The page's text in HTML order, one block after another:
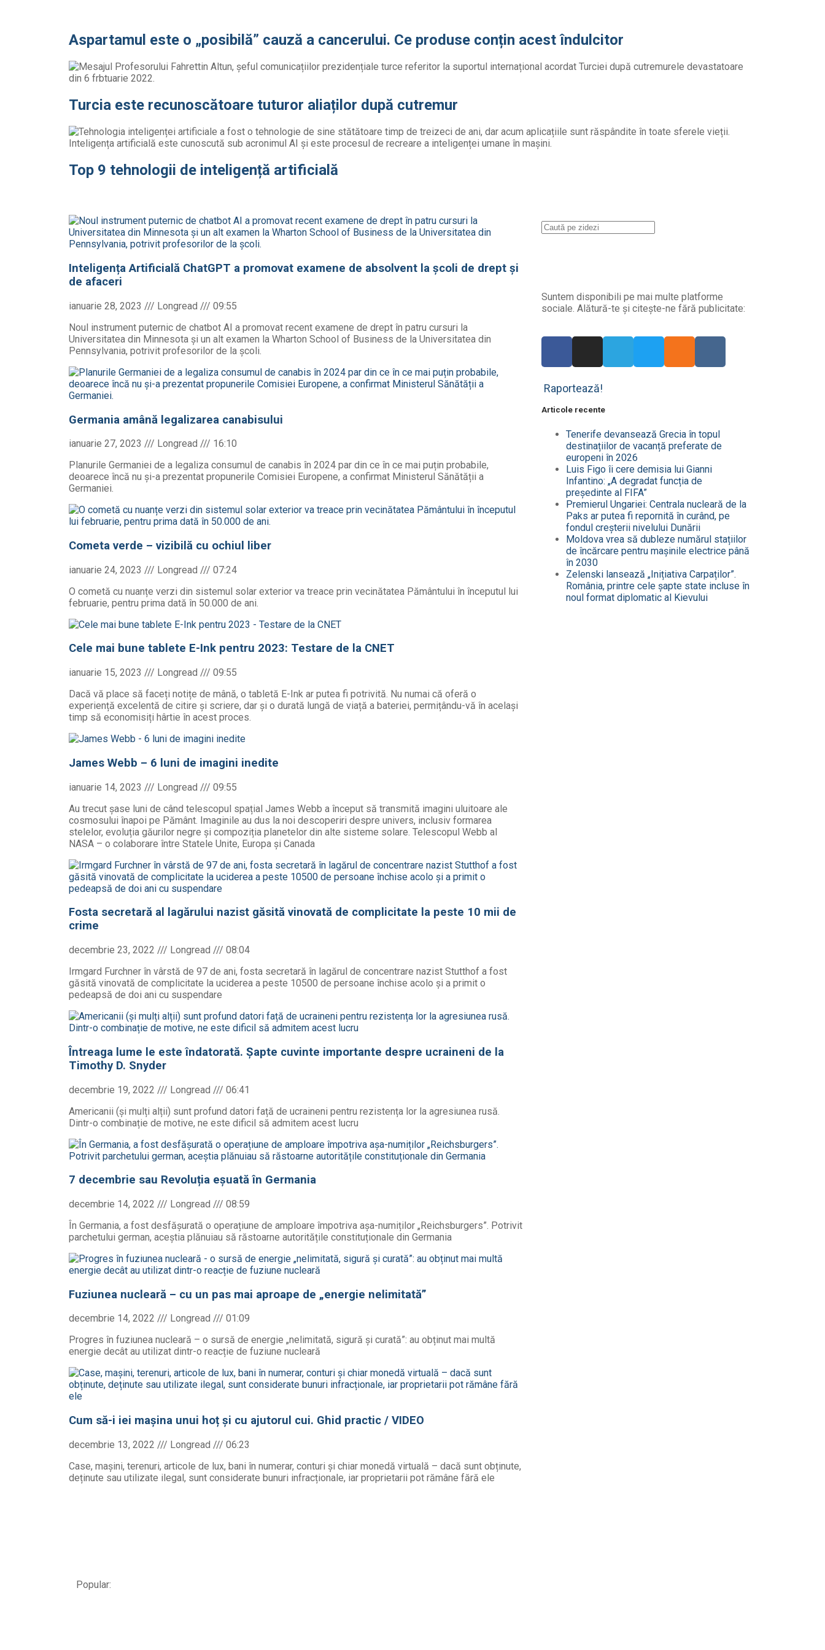
Aspartamul este o „posibilă” cauză a cancerului. Ce produse conțin acest îndulcitor
Turcia este recunoscătoare tuturor aliaților după cutremur
Top 9 tehnologii de inteligență artificială
Inteligența Artificială ChatGPT a promovat examene de absolvent la școli de drept și
de afaceri
ianuarie 28, 2023
09:55
Noul instrument puternic de chatbot AI a promovat recent examene de drept în patru cursuri la
Universitatea din Minnesota și un alt examen la Wharton School of Business de la Universitatea din
Pennsylvania, potrivit profesorilor de la școli.
Germania amână legalizarea canabisului
ianuarie 27, 2023
16:10
Planurile Germaniei de a legaliza consumul de canabis în 2024 par din ce în ce mai puțin probabile,
deoarece încă nu și-a prezentat propunerile Comisiei Europene, a confirmat Ministerul Sănătății a
Germaniei.
Cometa verde – vizibilă cu ochiul liber
ianuarie 24, 2023
07:24
O cometă cu nuanțe verzi din sistemul solar exterior va treace prin vecinătatea Pământului în începutul lui
februarie, pentru prima dată în 50.000 de ani.
Cele mai bune tablete E-Ink pentru 2023: Testare de la CNET
ianuarie 15, 2023
09:55
Dacă vă place să faceți notițe de mână, o tabletă E-Ink ar putea fi potrivită. Nu numai că oferă o
experiență excelentă de citire și scriere, dar și o durată lungă de viață a bateriei, permițându-vă în același
timp să economisiți hârtie în acest proces.
James Webb – 6 luni de imagini inedite
ianuarie 14, 2023
09:55
Au trecut șase luni de când telescopul spațial James Webb a început să transmită imagini uluitoare ale
cosmosului înapoi pe Pământ. Imaginile au dus la noi descoperiri despre univers, inclusiv formarea
stelelor, evoluția găurilor negre și compoziția planetelor din alte sisteme solare. Telescopul Webb al
NASA – o colaborare între Statele Unite, Europa și Canada
Fosta secretară al lagărului nazist găsită vinovată de complicitate la peste 10 mii de
crime
decembrie 23, 2022
08:04
Irmgard Furchner în vârstă de 97 de ani, fosta secretară în lagărul de concentrare nazist Stutthof a fost
găsită vinovată de complicitate la uciderea a peste 10500 de persoane închise acolo și a primit o
pedeapsă de doi ani cu suspendare
Întreaga lume le este îndatorată. Șapte cuvinte importante despre ucraineni de la
Timothy D. Snyder
decembrie 19, 2022
06:41
Americanii (și mulți alții) sunt profund datori față de ucraineni pentru rezistența lor la agresiunea rusă.
Dintr-o combinație de motive, ne este dificil să admitem acest lucru
7 decembrie sau Revoluția eșuată în Germania
decembrie 14, 2022
08:59
În Germania, a fost desfășurată o operațiune de amploare împotriva așa-numiților „Reichsburgers”. Potrivit
parchetului german, aceștia plănuiau să răstoarne autoritățile constituționale din Germania
Fuziunea nucleară – cu un pas mai aproape de „energie nelimitată”
decembrie 14, 2022
01:09
Progres în fuziunea nucleară – o sursă de energie „nelimitată, sigură și curată”: au obținut mai multă
energie decât au utilizat dintr-o reacție de fuziune nucleară
Cum să-i iei mașina unui hoț și cu ajutorul cui. Ghid practic / VIDEO
decembrie 13, 2022
06:23
Case, mașini, terenuri, articole de lux, bani în numerar, conturi și chiar monedă virtuală – dacă sunt obținute,
deținute sau utilizate ilegal, sunt considerate bunuri infracționale, iar proprietarii pot rămâne fără ele
Suntem disponibili pe mai multe platforme
sociale. Alătură-te și citește-ne fără publicitate:
Raportează!
Articole recente
Tenerife devansează Grecia în topul
destinațiilor de vacanță preferate de
europeni în 2026
Luis Figo îi cere demisia lui Gianni
Infantino: „A degradat funcția de
președinte al FIFA”
Premierul Ungariei: Centrala nucleară de la
Paks ar putea fi repornită în curând, pe
fondul creșterii nivelului Dunării
Moldova vrea să dubleze numărul stațiilor
de încărcare pentru mașinile electrice până
în 2030
Zelenski lansează „Inițiativa Carpaților”.
România, printre cele șapte state incluse în
noul format diplomatic al Kievului
Popular: